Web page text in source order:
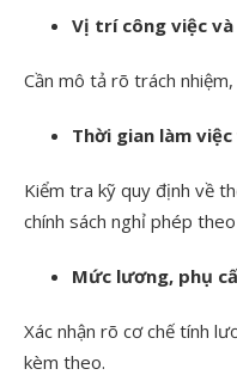
Vị trí công việc
Cần mô tả rõ trách
Thời gian làm
Kiểm tra kỹ quy định về
chính sách nghỉ phép
Mức lương, phụ
Xác nhận rõ cơ chế tính
kèm theo.